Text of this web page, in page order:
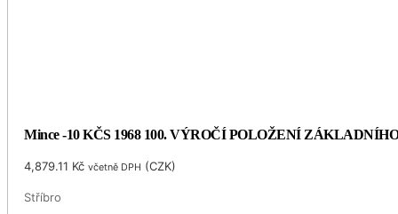
Mince -10 KČS 1968 100. VÝROČÍ POLOŽENÍ
4,879.11 Kč včetně DPH (CZK)
Stříbro